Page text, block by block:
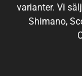
varianter. Vi
Shimano,